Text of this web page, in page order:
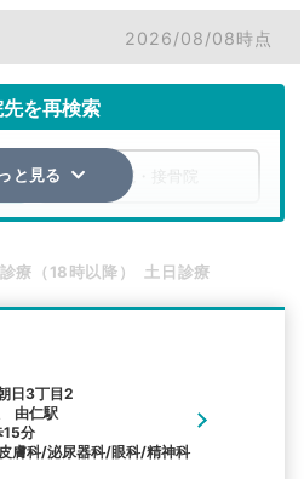
2026/08/08時点
を再検索
整骨院・接骨院
索する
の検索方法
院名から探す
と見る
療（18時以降） 土日診療
日3丁目2
由仁駅
15分
膚科/泌尿器科/眼科/精神科